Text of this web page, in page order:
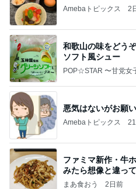
Amebaトピックス 2
和歌山の味をどう
ソフト風シュー
POP☆STAR 〜甘党女
悪気はないがお願
Amebaトピックス
ファミマ新作・牛
みたら想像と違っ
話
まあ食おう 2日前